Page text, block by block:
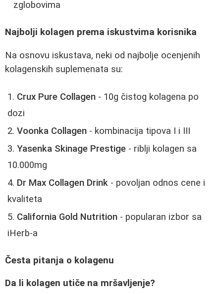
zglobovima
Najbolji kolagen prema iskustvima korisnika
Na osnovu iskustava, neki od najbolje ocenjenih
kolagenskih suplemenata su:
Crux Pure Collagen - 10g čistog kolagena po
dozi
Voonka Collagen - kombinacija tipova I i III
Yasenka Skinage Prestige - riblji kolagen sa
10.000mg
Dr Max Collagen Drink - povoljan odnos cene i
kvaliteta
California Gold Nutrition - popularan izbor sa
iHerb-a
Česta pitanja o kolagenu
Da li kolagen utiče na mršavljenje?